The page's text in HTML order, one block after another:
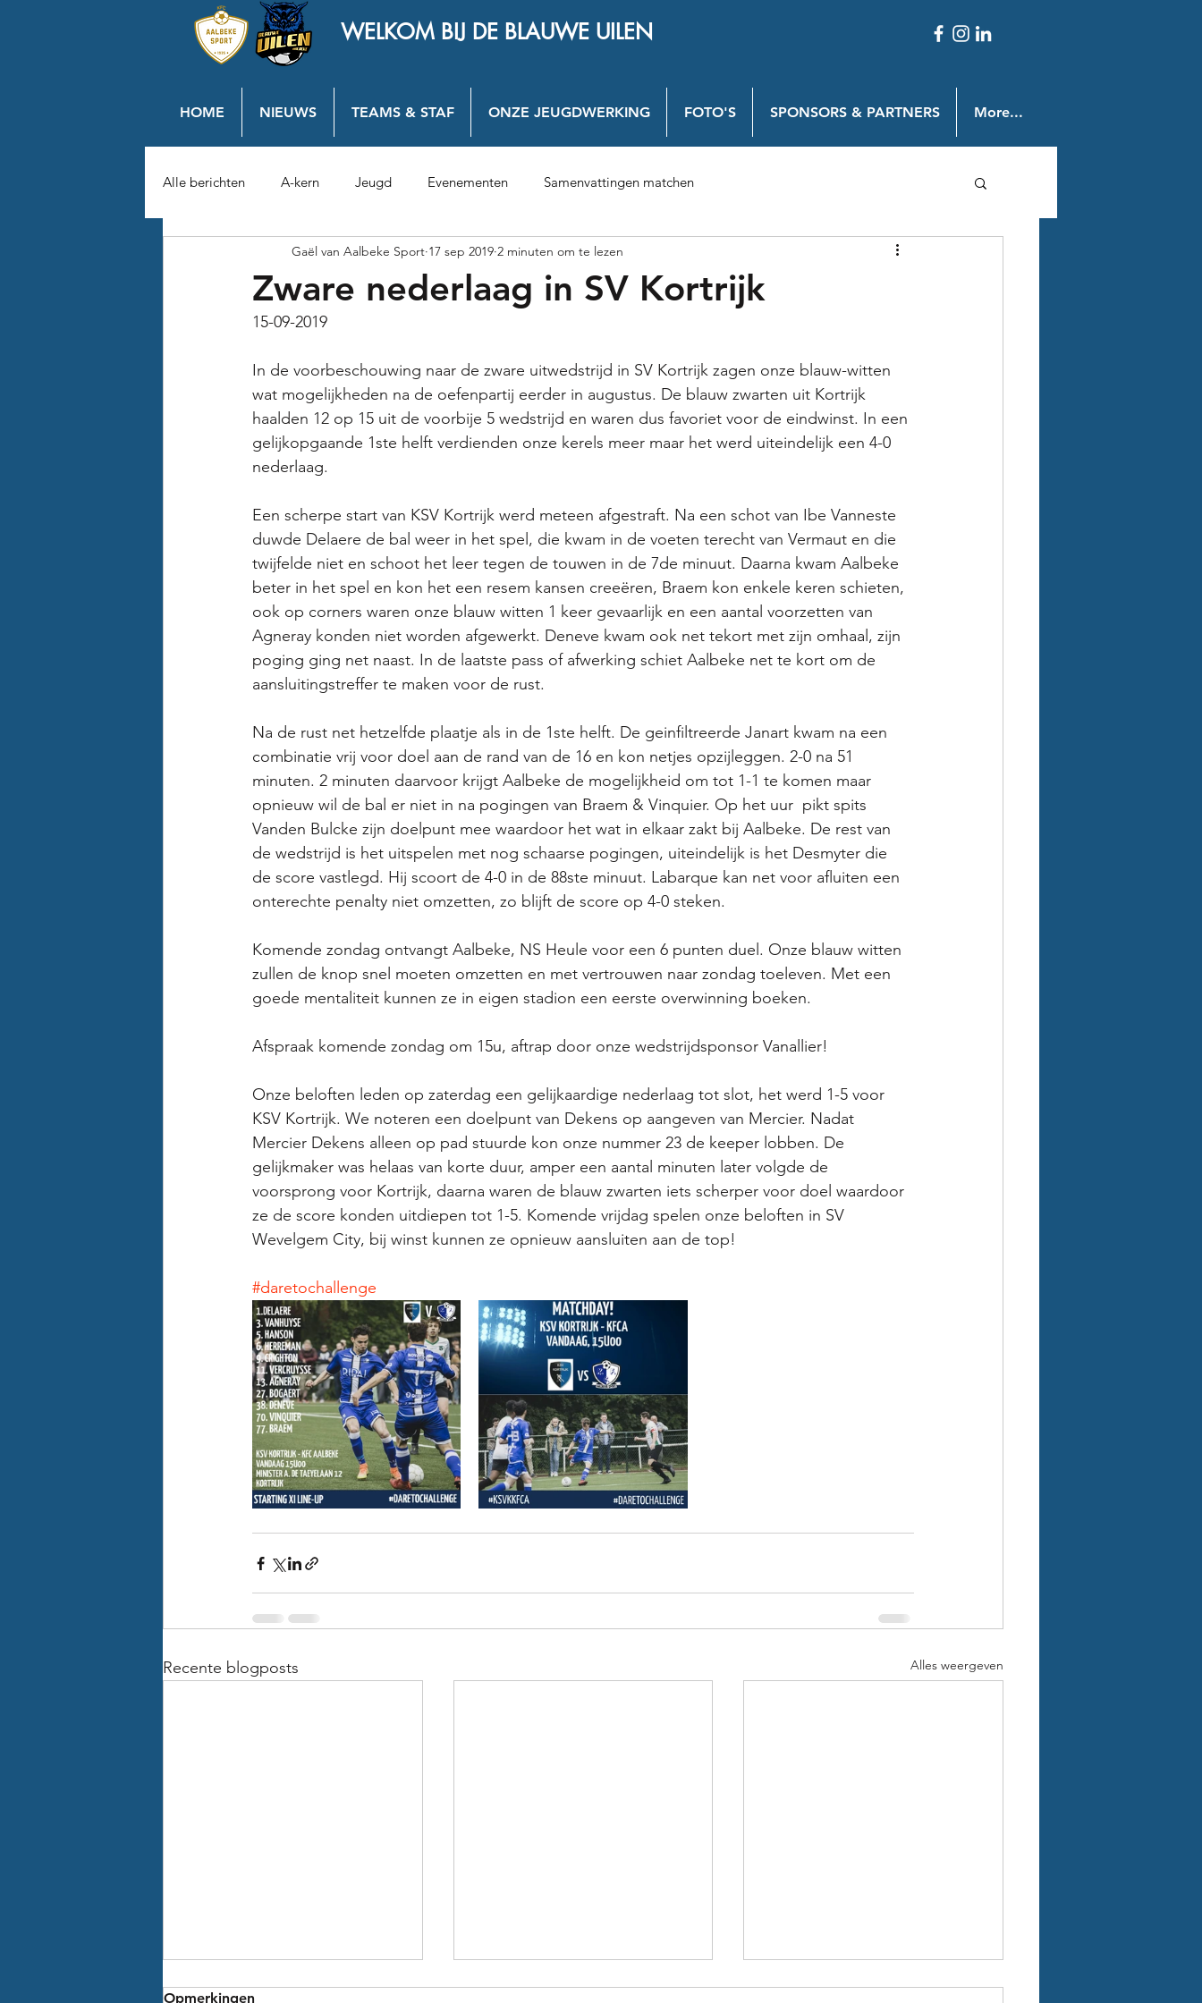
WELKOM BIJ DE BLAUWE UILEN
HOME NIEUWS TEAMS & STAF ONZE JEUGDWERKING FOTO'S SPONSORS & PARTNERS More...
Alle berichten A-kern Jeugd Evenementen Samenvattingen matchen
Zware nederlaag in SV Kortrijk
Gaël van Aalbeke Sport 17 sep 2019 2 minuten om te lezen
15-09-2019
In de voorbeschouwing naar de zware uitwedstrijd in SV Kortrijk zagen onze blauw-witten
wat mogelijkheden na de oefenpartij eerder in augustus. De blauw zwarten uit Kortrijk
haalden 12 op 15 uit de voorbije 5 wedstrijd en waren dus favoriet voor de eindwinst. In een
gelijkopgaande 1ste helft verdienden onze kerels meer maar het werd uiteindelijk een 4-0
nederlaag.
Een scherpe start van KSV Kortrijk werd meteen afgestraft. Na een schot van Ibe Vanneste
duwde Delaere de bal weer in het spel, die kwam in de voeten terecht van Vermaut en die
twijfelde niet en schoot het leer tegen de touwen in de 7de minuut. Daarna kwam Aalbeke
beter in het spel en kon het een resem kansen creeëren, Braem kon enkele keren schieten,
ook op corners waren onze blauw witten 1 keer gevaarlijk en een aantal voorzetten van
Agneray konden niet worden afgewerkt. Deneve kwam ook net tekort met zijn omhaal, zijn
poging ging net naast. In de laatste pass of afwerking schiet Aalbeke net te kort om de
aansluitingstreffer te maken voor de rust.
Na de rust net hetzelfde plaatje als in de 1ste helft. De geinfiltreerde Janart kwam na een
combinatie vrij voor doel aan de rand van de 16 en kon netjes opzijleggen. 2-0 na 51
minuten. 2 minuten daarvoor krijgt Aalbeke de mogelijkheid om tot 1-1 te komen maar
opnieuw wil de bal er niet in na pogingen van Braem & Vinquier. Op het uur  pikt spits
Vanden Bulcke zijn doelpunt mee waardoor het wat in elkaar zakt bij Aalbeke. De rest van
de wedstrijd is het uitspelen met nog schaarse pogingen, uiteindelijk is het Desmyter die
de score vastlegd. Hij scoort de 4-0 in de 88ste minuut. Labarque kan net voor afluiten een
onterechte penalty niet omzetten, zo blijft de score op 4-0 steken.
Komende zondag ontvangt Aalbeke, NS Heule voor een 6 punten duel. Onze blauw witten
zullen de knop snel moeten omzetten en met vertrouwen naar zondag toeleven. Met een
goede mentaliteit kunnen ze in eigen stadion een eerste overwinning boeken.
Afspraak komende zondag om 15u, aftrap door onze wedstrijdsponsor Vanallier!
Onze beloften leden op zaterdag een gelijkaardige nederlaag tot slot, het werd 1-5 voor
KSV Kortrijk. We noteren een doelpunt van Dekens op aangeven van Mercier. Nadat
Mercier Dekens alleen op pad stuurde kon onze nummer 23 de keeper lobben. De
gelijkmaker was helaas van korte duur, amper een aantal minuten later volgde de
voorsprong voor Kortrijk, daarna waren de blauw zwarten iets scherper voor doel waardoor
ze de score konden uitdiepen tot 1-5. Komende vrijdag spelen onze beloften in SV
Wevelgem City, bij winst kunnen ze opnieuw aansluiten aan de top!
#daretochallenge
Recente blogposts Alles weergeven
Opmerkingen